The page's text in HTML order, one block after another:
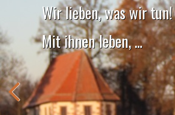
Wir lieben, was wir tun!
... sie fotografieren ...